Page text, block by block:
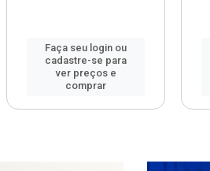
Faça seu login ou
cadastre-se para
ver preços e
comprar